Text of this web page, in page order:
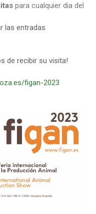
para cualquier dia del
las entradas
de recibir su visita!
figan-2023